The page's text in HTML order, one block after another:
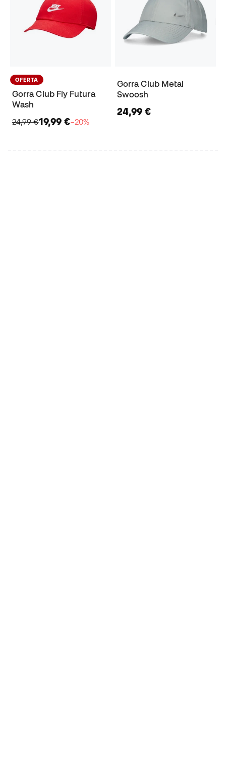
OFERTA
Gorra Club Fly Futura
Wash
24,99 €19,99 €−20%
Gorra Club Metal
Swoosh
24,99 €